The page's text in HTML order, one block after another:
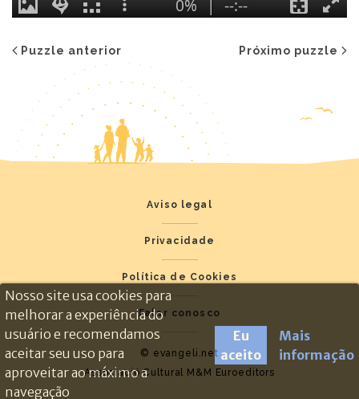
Puzzle anterior Próximo puzzle
Aviso legal
Privacidade
Política de Cookies
Falar conosco
© evangeli.net
Associació Cultural M&M Euroeditors
Nosso site usa cookies para
melhorar a experiência do
usuário e recomendamos
aceitar seu uso para
aproveitar ao máximo a
navegação
Eu
aceito
Mais
informação